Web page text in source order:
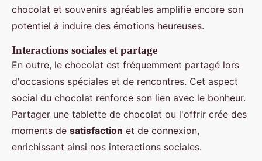
chocolat et souvenirs agréables amplifie encore son
potentiel à induire des émotions heureuses.
Interactions sociales et partage
En outre, le chocolat est fréquemment partagé lors
d'occasions spéciales et de rencontres. Cet aspect
social du chocolat renforce son lien avec le bonheur.
Partager une tablette de chocolat ou l'offrir crée des
moments de satisfaction et de connexion,
enrichissant ainsi nos interactions sociales.